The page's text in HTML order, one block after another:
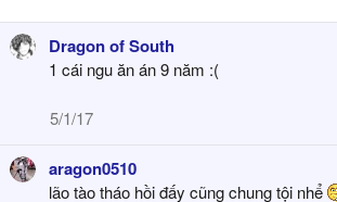
Dragon of South
1 cái ngu ăn án 9 năm :(
5/1/17
aragon0510
lão tào tháo hồi đấy cũng chung tội nhể